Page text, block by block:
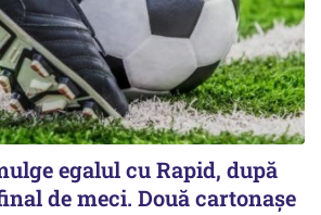
egalul cu Rapid, după
de meci. Două cartonaşe